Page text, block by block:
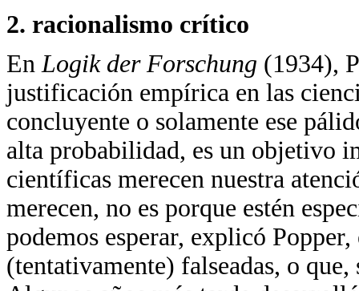
2. racionalismo crítico
En Logik der Forschung (1934),
justificación empírica en las
concluyente o solamente ese
alta probabilidad, es un objetivo
científicas merecen nuestra
merecen, no es porque estén
podemos esperar, explicó Popper,
(tentativamente) falseadas, o